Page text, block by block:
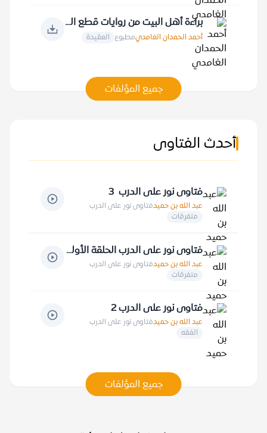
براءة أهل البيت من روايات قطع الصلة بالقرآن الكريم
أحمد الحمدان الغامديمطبوع العقيدة
جميع المؤلفات
أحدث الفتاوى
فتاوى نور على الدرب 3
عبد الله بن حميدفتاوى نور على الدرب
متفرقات
فتاوى نور على الدرب الحلقة الأولى
عبد الله بن حميدفتاوى نور على الدرب
متفرقات
فتاوى نور على الدرب 2
عبد الله بن حميدفتاوى نور على الدرب
الفقه
جميع المؤلفات